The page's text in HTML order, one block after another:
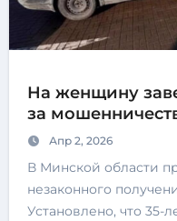
На женщину
за
Апр 2, 2026
В Минской области пресечена попытка
незаконного
Установлено, что 35-